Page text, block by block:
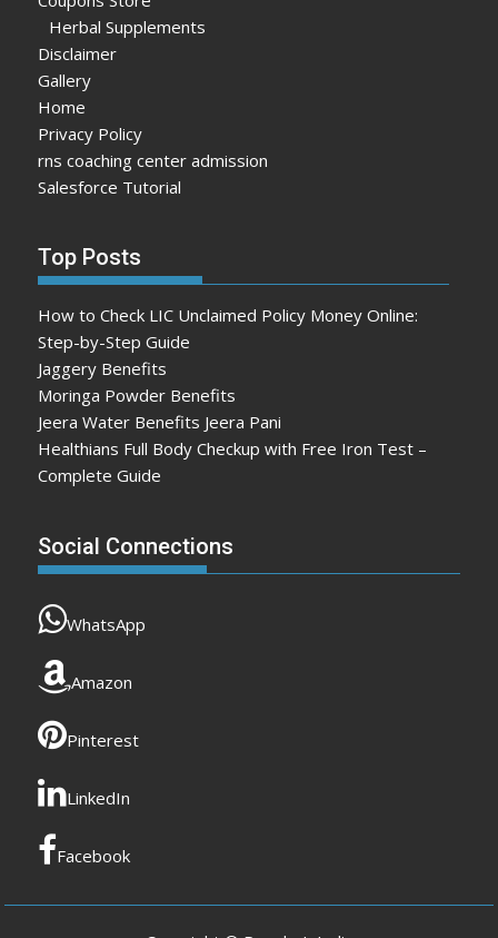
Herbal Supplements
Disclaimer
Gallery
Home
Privacy Policy
rns coaching center admission
Salesforce Tutorial
Top Posts
How to Check LIC Unclaimed Policy Money Online:
Step-by-Step Guide
Jaggery Benefits
Moringa Powder Benefits
Jeera Water Benefits Jeera Pani
Healthians Full Body Checkup with Free Iron Test –
Complete Guide
Social Connections
WhatsApp
Amazon
Pinterest
LinkedIn
Facebook